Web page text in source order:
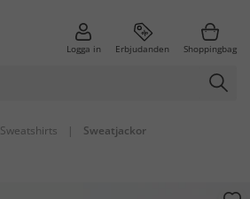
Logga in Erbjudanden Shoppingbag
Sweatshirts | Sweatjackor